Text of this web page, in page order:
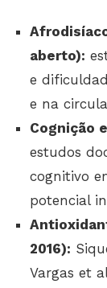
aberto):
e
e na
Cognição
estudos
cognitivo
potencial
2016):
Vargas et